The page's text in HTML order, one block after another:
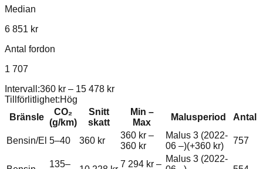
Median
6 851 kr
Antal fordon
1 707
Intervall:360 kr – 15 478 kr
Tillförlitlighet:Hög
Bränsle
CO₂
(g/km)
Snitt
skatt
Min –
Max
Malusperiod Antal
Bensin/El 5–40 360 kr
360 kr –
360 kr
Malus 3 (2022-
06 –)(+360 kr)
757
135–
7 294 kr –
Malus 3 (2022-